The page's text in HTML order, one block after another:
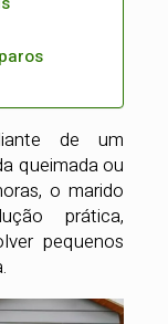
de um
queimada ou
o marido
prática,
pequenos